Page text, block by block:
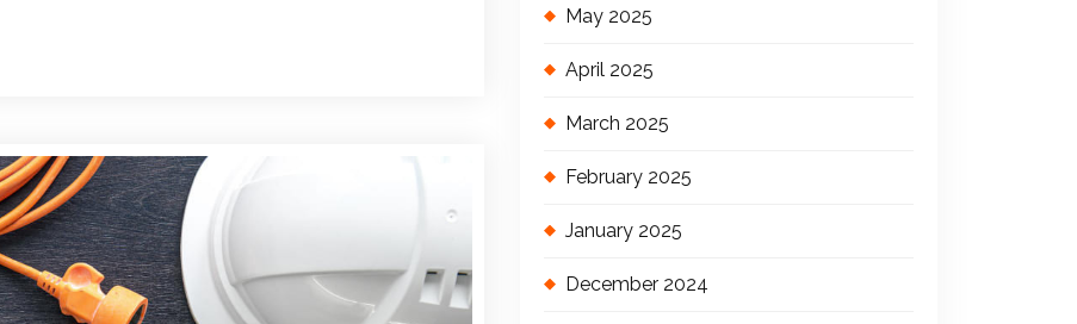
May 2025
April 2025
March 2025
February 2025
January 2025
December 2024